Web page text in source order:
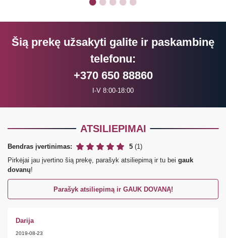
Šią prekę užsakyti galite ir paskambinę
telefonu:
+370 650 88860
I-V 8:00-18:00
ATSILIEPIMAI
Bendras įvertinimas: 5 (1)
Pirkėjai jau įvertino šią prekę, parašyk atsiliepimą ir tu bei gauk
dovanų!
Parašyk atsiliepimą ir GAUK DOVANĄ!
Darija
2019-08-23